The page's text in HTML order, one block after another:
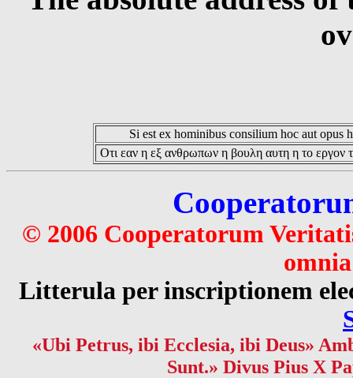
Si est ex hominibus consilium hoc aut opus
Οτι εαν η εξ ανθρωπων η βουλη αυτη η το εργον
© 2006 Cooperatorum
Litterula per inscriptionem
«Ubi Petrus, ibi Ecclesia, ibi Deus»
Sunt.» Divus Pius X